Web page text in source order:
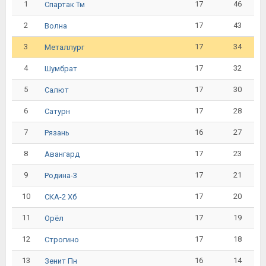
1 Спартак Тм 17 46
2 Волна 17 43
3 Металлург 17 34
4 Шумбрат 17 32
5 Салют 17 30
6 Сатурн 17 28
7 Рязань 16 27
8 Авангард 17 23
9 Родина-3 17 21
10 СКА-2 Хб 17 20
11 Орёл 17 19
12 Строгино 17 18
13 Зенит Пн 16 14